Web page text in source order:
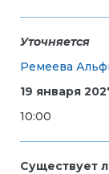
Уточняется
Ремеева
19 января
10:00
Существует